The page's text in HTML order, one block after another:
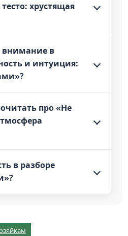
хрустящая
внимание в
и интуиция:
про «Не
в разборе